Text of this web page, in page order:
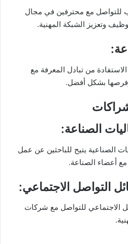
للتواصل مع محترفين في مجال
وتعزيز الشبكة المهنية.
:
من تبادل المعرفة مع
وفرصها بشكل أفضل.
الصناعة:
الصناعية يتيح للباحثين عن عمل
أعضاء الصناعة.
التواصل الاجتماعي:
الاجتماعي للتواصل مع شركات